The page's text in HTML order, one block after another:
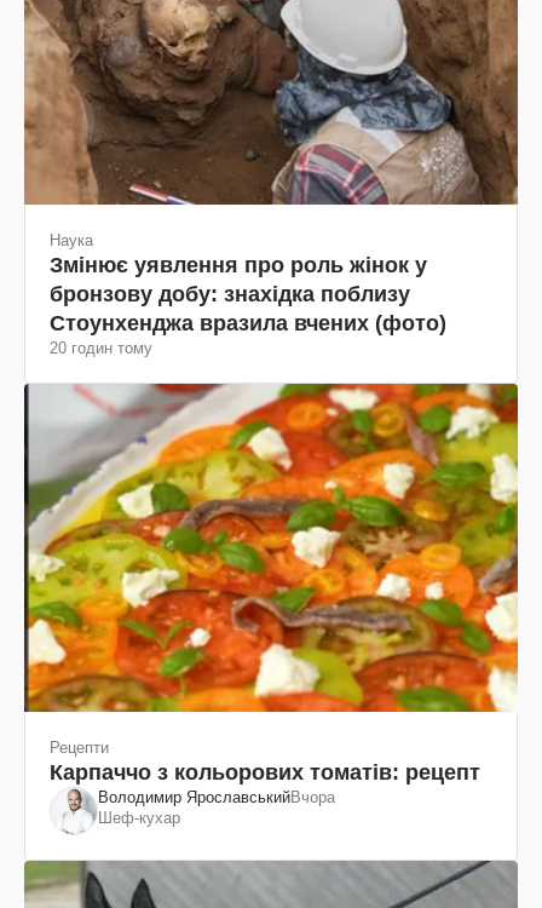
Наука
Змінює уявлення про роль жінок у
бронзову добу: знахідка поблизу
Стоунхенджа вразила вчених (фото)
20 годин тому
Рецепти
Карпаччо з кольорових томатів: рецепт
Володимир ЯрославськийВчора
Шеф-кухар